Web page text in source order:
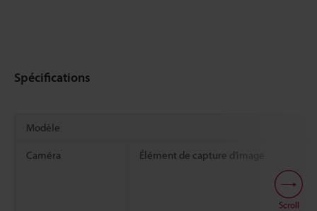
Spécifications
Modèle
Caméra Élément de capture d’image
Scroll